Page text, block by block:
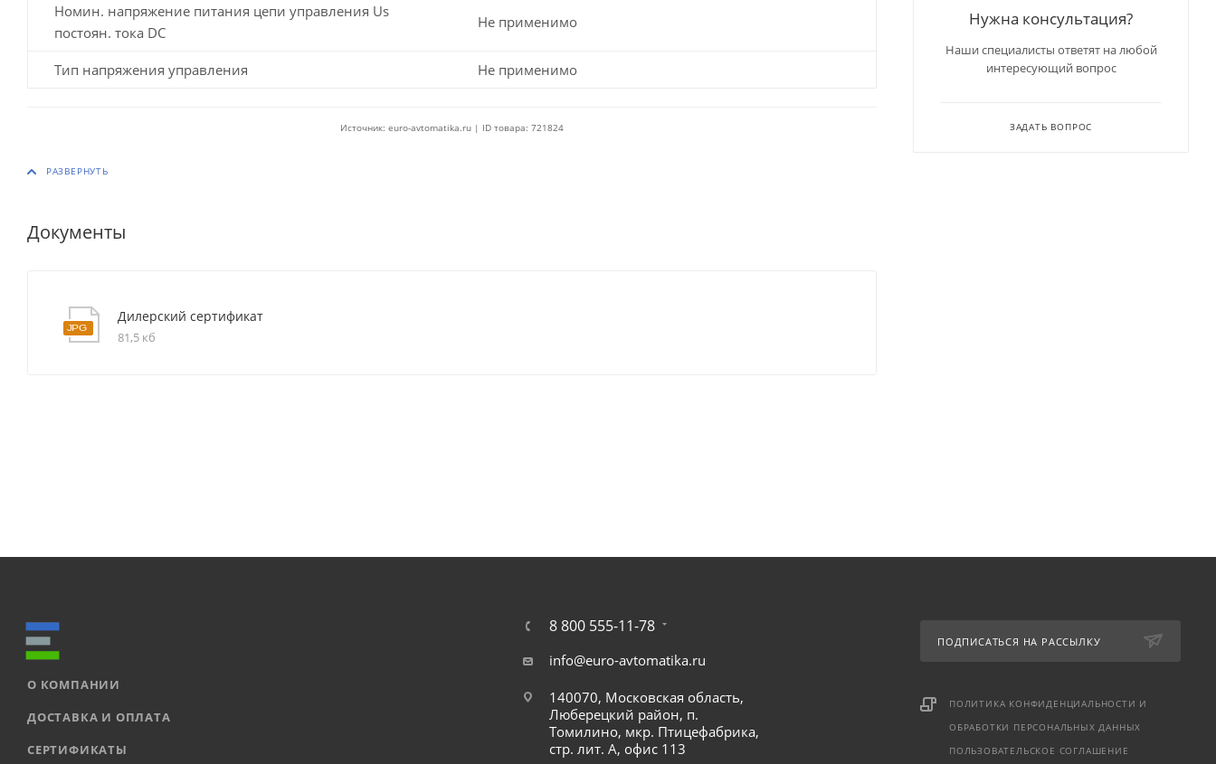
Номин. напряжение питания цепи управления Us
постоян. тока DC
Не применимо
Тип напряжения управления Не применимо
Источник: euro-avtomatika.ru | ID товара: 721824
Документы
Дилерский сертификат
81,5 кб
Нужна консультация?
Наши специалисты ответят на любой
интересующий вопрос
ЗАДАТЬ ВОПРОС
О КОМПАНИИ
ДОСТАВКА И ОПЛАТА
СЕРТИФИКАТЫ
8 800 555-11-78
info@euro-avtomatika.ru
140070, Московская область,
Люберецкий район, п.
Томилино, мкр. Птицефабрика,
стр. лит. А, офис 113
ПОДПИСАТЬСЯ НА РАССЫЛКУ
ПОЛИТИКА КОНФИДЕНЦИАЛЬНОСТИ И
ОБРАБОТКИ ПЕРСОНАЛЬНЫХ ДАННЫХ
ПОЛЬЗОВАТЕЛЬСКОЕ СОГЛАШЕНИЕ